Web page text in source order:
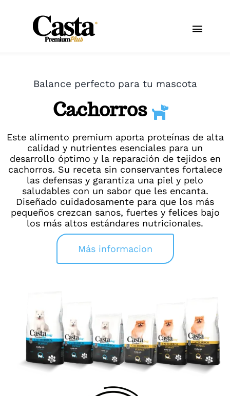
Encuéntranos
Balance perfecto para tu mascota
Cachorros
Este alimento premium aporta proteínas de alta
calidad y nutrientes esenciales para un
desarrollo óptimo y la reparación de tejidos en
cachorros. Su receta sin conservantes fortalece
las defensas y garantiza una piel y pelo
saludables con un sabor que les encanta.
Diseñado cuidadosamente para que los más
pequeños crezcan sanos, fuertes y felices bajo
los más altos estándares nutricionales.
Más informacion